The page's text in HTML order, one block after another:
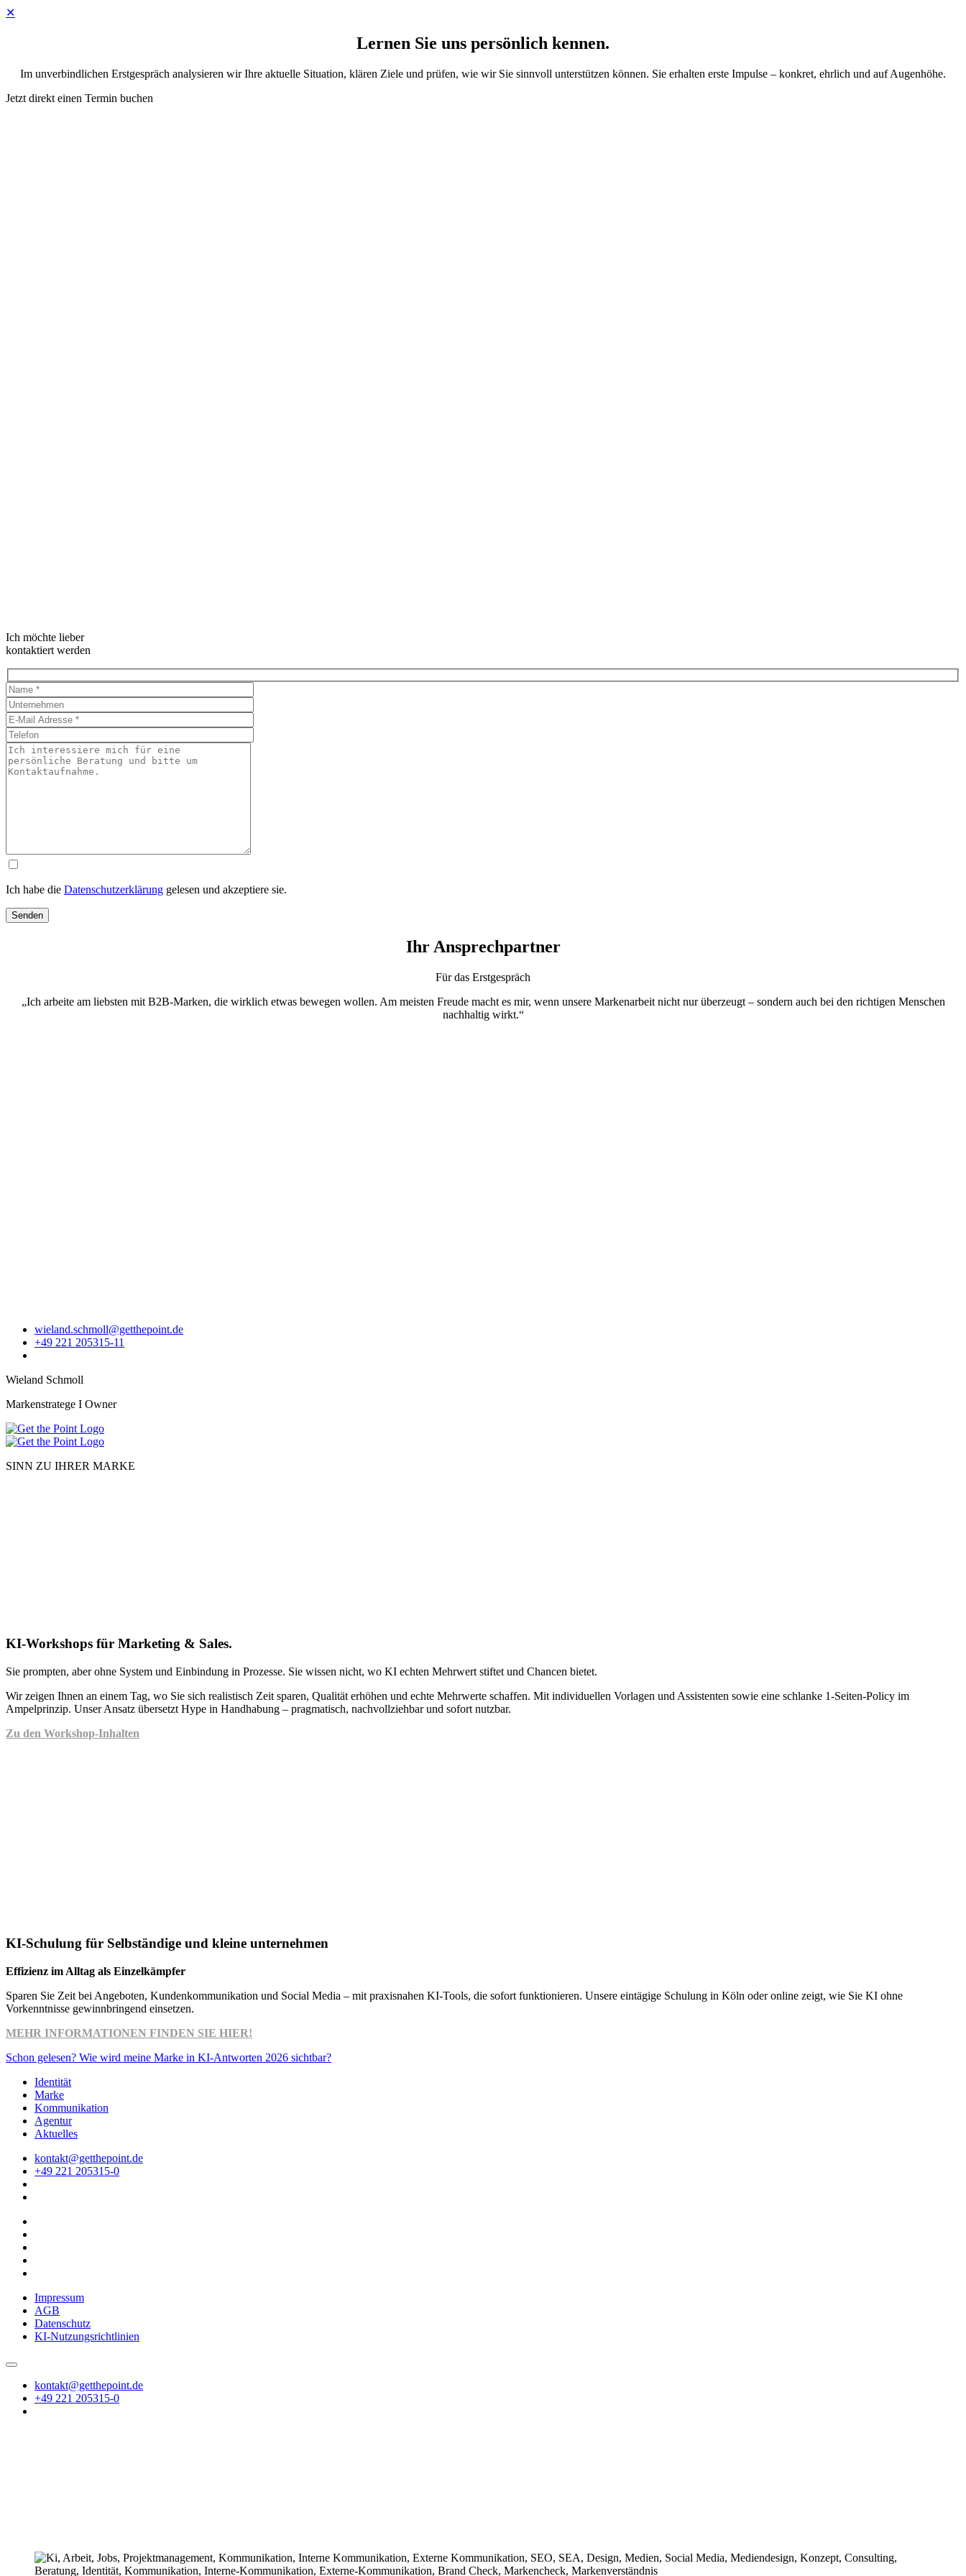
✕
Lernen Sie uns persönlich kennen.
Im unverbindlichen Erstgespräch analysieren wir Ihre aktuelle Situation, klären Ziele und prüfen, wie wir Sie sinnvoll unterstützen können. Sie erhalten erste Impulse – konkret, ehrlich und auf Augenhöhe.
Jetzt direkt einen Termin buchen
Ich möchte lieber
kontaktiert werden
Ich habe die Datenschutzerklärung gelesen und akzeptiere sie.
Ihr Ansprechpartner
Für das Erstgespräch
„Ich arbeite am liebsten mit B2B-Marken, die wirklich etwas bewegen wollen. Am meisten Freude macht es mir, wenn unsere Markenarbeit nicht nur überzeugt – sondern auch bei den richtigen Menschen
nachhaltig wirkt.“
wieland.schmoll@getthepoint.de
+49 221 205315-11
Wieland Schmoll
Markenstratege I Owner
SINN ZU IHRER MARKE
KI-Workshops für Marketing & Sales.
Sie prompten, aber ohne System und Einbindung in Prozesse. Sie wissen nicht, wo KI echten Mehrwert stiftet und Chancen bietet.
Wir zeigen Ihnen an einem Tag, wo Sie sich realistisch Zeit sparen, Qualität erhöhen und echte Mehrwerte schaffen. Mit individuellen Vorlagen und Assistenten sowie eine schlanke 1-Seiten-Policy im
Ampelprinzip. Unser Ansatz übersetzt Hype in Handhabung – pragmatisch, nachvollziehbar und sofort nutzbar.
Zu den Workshop-Inhalten
KI-Schulung für Selbständige und kleine unternehmen
Effizienz im Alltag als Einzelkämpfer
Sparen Sie Zeit bei Angeboten, Kundenkommunikation und Social Media – mit praxisnahen KI-Tools, die sofort funktionieren. Unsere eintägige Schulung in Köln oder online zeigt, wie Sie KI ohne
Vorkenntnisse gewinnbringend einsetzen.
MEHR INFORMATIONEN FINDEN SIE HIER!
Schon gelesen? Wie wird meine Marke in KI-Antworten 2026 sichtbar?
Identität
Marke
Kommunikation
Agentur
Aktuelles
kontakt@getthepoint.de
+49 221 205315-0
Impressum
AGB
Datenschutz
KI-Nutzungsrichtlinien
kontakt@getthepoint.de
+49 221 205315-0